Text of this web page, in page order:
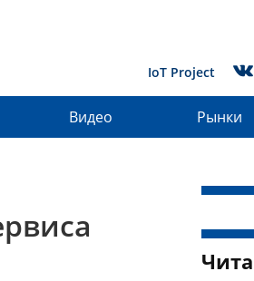
IoT Project
Видео Рынки